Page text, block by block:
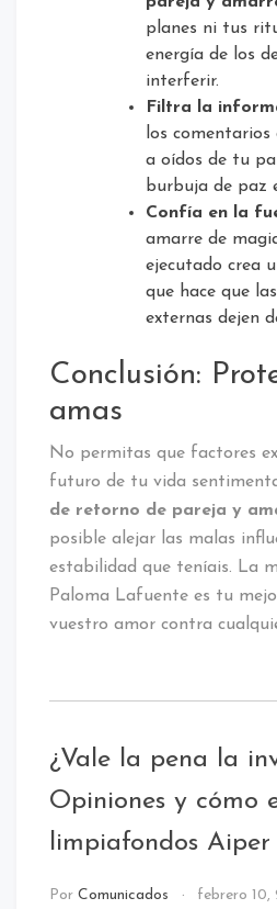
planes ni tus
energía de los
interferir.
Filtra la
los comentarios
a oídos de tu
burbuja de paz
Confía en la
amarre de
ejecutado crea
que hace que
externas dejen
Conclusión:
amas
No permitas que factores
futuro de tu vida
de retorno de pareja y
posible alejar las malas
estabilidad que teníais. La
Paloma Lafuente es tu
vuestro amor contra
¿Vale la pena la
Opiniones y cómo
limpiafondos
Por Comunicados
febrero 10,